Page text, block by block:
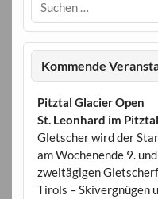
Kommende
Pitztal Glacier Open
St. Leonhard im
Gletscher wird der
am Wochenende 9.
zweitägigen
Tirols – Skivergnügen